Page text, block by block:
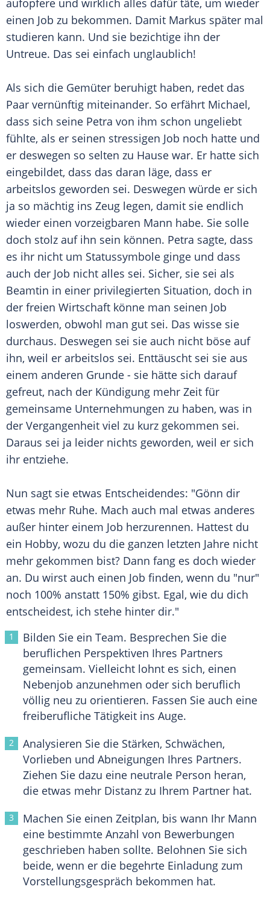
aufopfere und wirklich alles dafür täte, um wieder
einen Job zu bekommen. Damit Markus später mal
studieren kann. Und sie bezichtige ihn der
Untreue. Das sei einfach unglaublich!
Als sich die Gemüter beruhigt haben, redet das
Paar vernünftig miteinander. So erfährt Michael,
dass sich seine Petra von ihm schon ungeliebt
fühlte, als er seinen stressigen Job noch hatte und
er deswegen so selten zu Hause war. Er hatte sich
eingebildet, dass das daran läge, dass er
arbeitslos geworden sei. Deswegen würde er sich
ja so mächtig ins Zeug legen, damit sie endlich
wieder einen vorzeigbaren Mann habe. Sie solle
doch stolz auf ihn sein können. Petra sagte, dass
es ihr nicht um Statussymbole ginge und dass
auch der Job nicht alles sei. Sicher, sie sei als
Beamtin in einer privilegierten Situation, doch in
der freien Wirtschaft könne man seinen Job
loswerden, obwohl man gut sei. Das wisse sie
durchaus. Deswegen sei sie auch nicht böse auf
ihn, weil er arbeitslos sei. Enttäuscht sei sie aus
einem anderen Grunde - sie hätte sich darauf
gefreut, nach der Kündigung mehr Zeit für
gemeinsame Unternehmungen zu haben, was in
der Vergangenheit viel zu kurz gekommen sei.
Daraus sei ja leider nichts geworden, weil er sich
ihr entziehe.
Nun sagt sie etwas Entscheidendes: "Gönn dir
etwas mehr Ruhe. Mach auch mal etwas anderes
außer hinter einem Job herzurennen. Hattest du
ein Hobby, wozu du die ganzen letzten Jahre nicht
mehr gekommen bist? Dann fang es doch wieder
an. Du wirst auch einen Job finden, wenn du "nur"
noch 100% anstatt 150% gibst. Egal, wie du dich
entscheidest, ich stehe hinter dir."
Bilden Sie ein Team. Besprechen Sie die
beruflichen Perspektiven Ihres Partners
gemeinsam. Vielleicht lohnt es sich, einen
Nebenjob anzunehmen oder sich beruflich
völlig neu zu orientieren. Fassen Sie auch eine
freiberufliche Tätigkeit ins Auge.
Analysieren Sie die Stärken, Schwächen,
Vorlieben und Abneigungen Ihres Partners.
Ziehen Sie dazu eine neutrale Person heran,
die etwas mehr Distanz zu Ihrem Partner hat.
Machen Sie einen Zeitplan, bis wann Ihr Mann
eine bestimmte Anzahl von Bewerbungen
geschrieben haben sollte. Belohnen Sie sich
beide, wenn er die begehrte Einladung zum
Vorstellungsgespräch bekommen hat.